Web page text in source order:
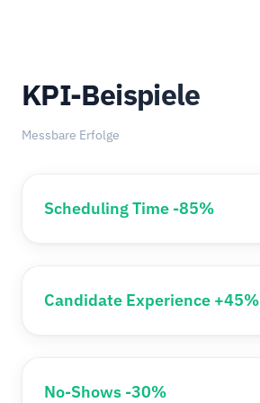
KPI-Beispiele
Messbare Erfolge
Scheduling Time -85%
Candidate Experience +45%
No-Shows -30%